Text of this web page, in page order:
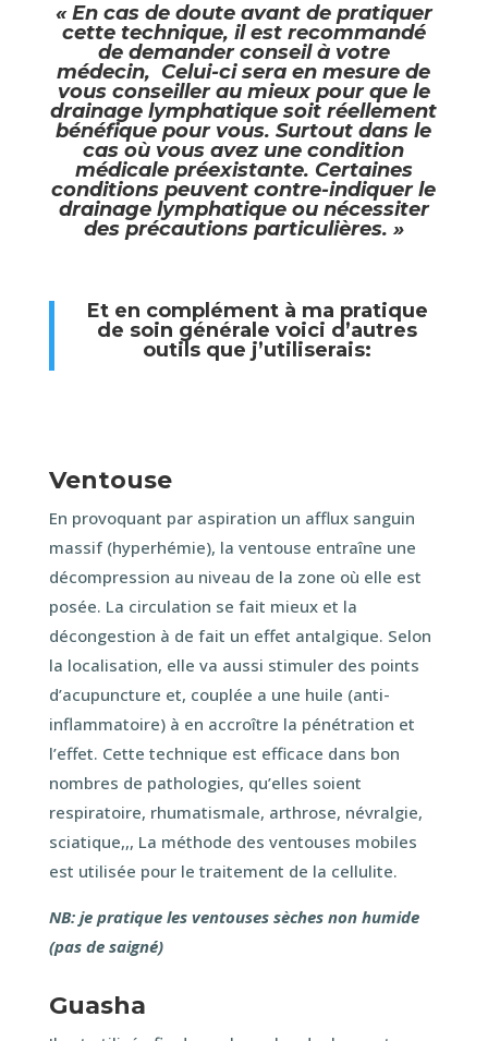
« En cas de doute avant de pratiquer
cette technique, il est recommandé
de demander conseil à votre
médecin, Celui-ci sera en mesure de
vous conseiller au mieux pour que le
drainage lymphatique soit réellement
bénéfique pour vous. Surtout dans le
cas où vous avez une condition
médicale préexistante. Certaines
conditions peuvent contre-indiquer le
drainage lymphatique ou nécessiter
des précautions particulières. »
Et en complément à ma pratique
de soin générale voici d’autres
outils que j’utiliserais:
Ventouse
En provoquant par aspiration un afflux sanguin
massif (hyperhémie), la ventouse entraîne une
décompression au niveau de la zone où elle est
posée. La circulation se fait mieux et la
décongestion à de fait un effet antalgique. Selon
la localisation, elle va aussi stimuler des points
d’acupuncture et, couplée a une huile (anti-
inflammatoire) à en accroître la pénétration et
l’effet. Cette technique est efficace dans bon
nombres de pathologies, qu’elles soient
respiratoire, rhumatismale, arthrose, névralgie,
sciatique,,, La méthode des ventouses mobiles
est utilisée pour le traitement de la cellulite.
NB: je pratique les ventouses sèches non humide
(pas de saigné)
Guasha